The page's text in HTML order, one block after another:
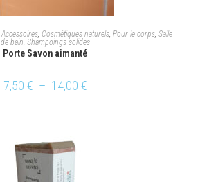
CHOIX DES OPTIONS
Accessoires Cosmétiques naturels Pour le corps Salle
de bain Shampoings solides
Porte Savon aimanté
7,50 € – 14,00 €